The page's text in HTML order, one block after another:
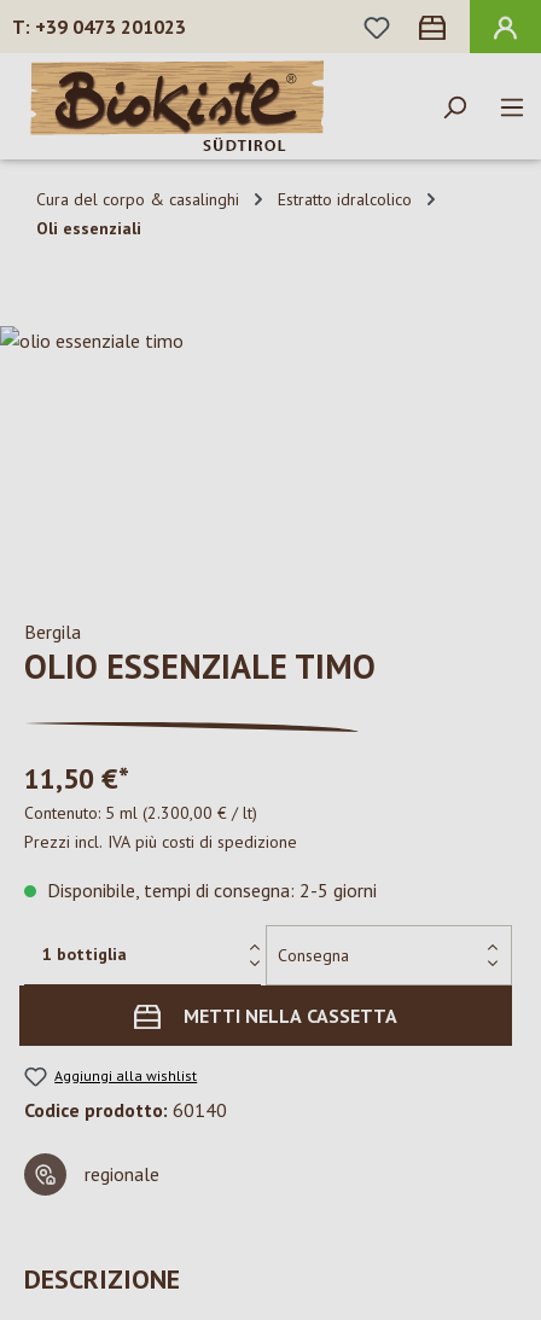
Passa al contenuto principale
+39 0473 201023
HAI 0 ARTICOLI
Cura del corpo & casalinghi
Estratto idralcolico
Oli essenziali
Salta la galleria di immagini
Bergila
OLIO ESSENZIALE TIMO
11,50 €*
Contenuto: 5 ml (2.300,00 € / lt)
Prezzi incl. IVA più costi di spedizione
Disponibile, tempi di consegna: 2-5 giorni
METTI NELLA CASSETTA
Aggiungi alla wishlist
Codice prodotto: 60140
regionale
DESCRIZIONE